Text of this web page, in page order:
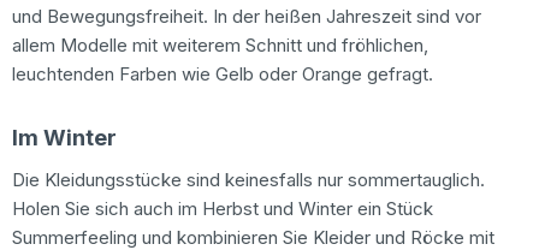
und Bewegungsfreiheit. In der heißen Jahreszeit sind vor
allem Modelle mit weiterem Schnitt und fröhlichen,
leuchtenden Farben wie Gelb oder Orange gefragt.
Im Winter
Die Kleidungsstücke sind keinesfalls nur sommertauglich.
Holen Sie sich auch im Herbst und Winter ein Stück
Summerfeeling und kombinieren Sie Kleider und Röcke mit